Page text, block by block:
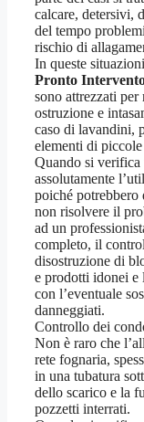
calcare, detersivi,
del tempo
rischio di
In queste
Pronto
sono attrezzati
ostruzione e
caso di lavandini,
elementi di
Quando si verifica
assolutamente
poiché potrebbero
non risolvere il
ad un
completo, il
disostruzione di
e prodotti idonei e
con l’eventuale
danneggiati.
Controllo dei
Non è raro che
rete fognaria,
in una tubatura
dello scarico e la
pozzetti interrati.